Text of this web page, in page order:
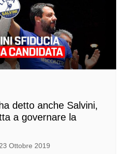
detto anche Salvini,
a governare la
23 Ottobre 2019